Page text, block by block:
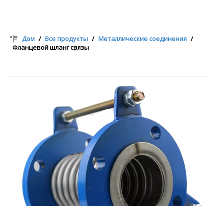
Дом / Все продукты / Металлические соединения /
Фланцевой шланг связы